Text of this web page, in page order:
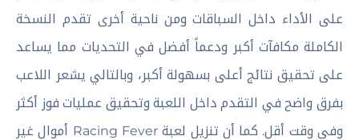
على الأداء داخل السباقات ومن ناحية أخرى تقدم النسخة
الكاملة مكافآت أكبر ودعماً أفضل في التحديات مما يساعد
على تحقيق نتائج أعلى بسهولة أكبر، وبالتالي يشعر اللاعب
بفرق واضح في التقدم داخل اللعبة وتحقيق عمليات فوز أكثر
وفى وقت أقل. كما أن تنزيل لعبة Racing Fever أموال غير